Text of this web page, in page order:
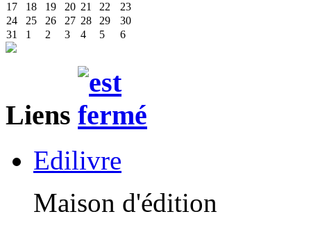
17
18 19 20 21 22
23
24
25 26 27 28 29
30
31
1 2 3 4 5 6
Liens
Edilivre
Maison d'édition